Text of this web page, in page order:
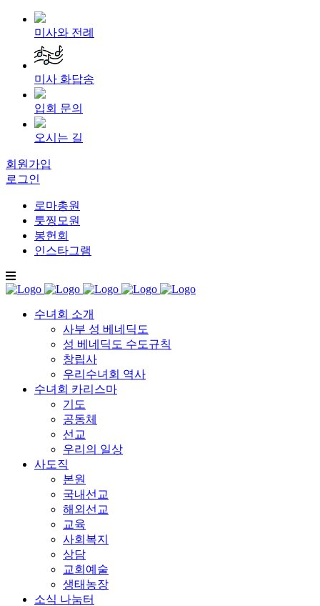
미사와 전례
미사 화답송
입회 문의
오시는 길
회원가입
로그인
로마총원
툿찡모원
봉헌회
인스타그램
수녀회 소개
사부 성 베네딕도
성 베네딕도 수도규칙
창립사
우리수녀회 역사
수녀회 카리스마
기도
공동체
선교
우리의 일상
사도직
본원
국내선교
해외선교
교육
사회복지
상담
교회예술
생태농장
소식 나눔터